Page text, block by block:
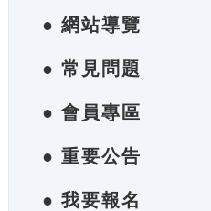
● 網站導覽
● 常見問題
● 會員專區
● 重要公告
● 我要報名